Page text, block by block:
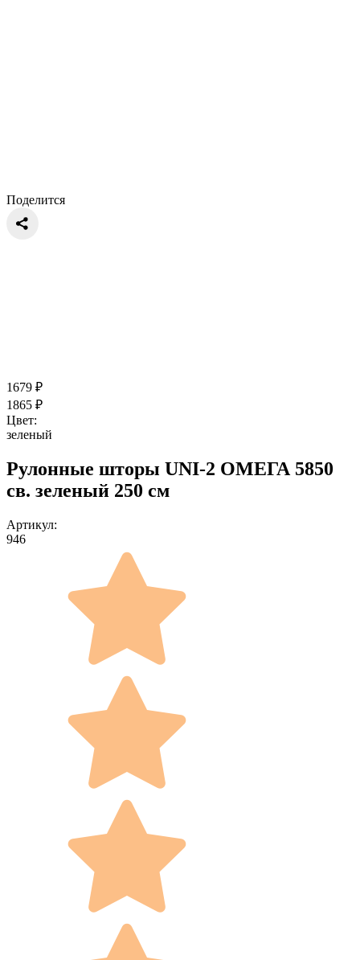
Поделится
1679 ₽
1865 ₽
Цвет:
зеленый
Рулонные шторы UNI-2 ОМЕГА 5850
св. зеленый 250 см
Артикул:
946